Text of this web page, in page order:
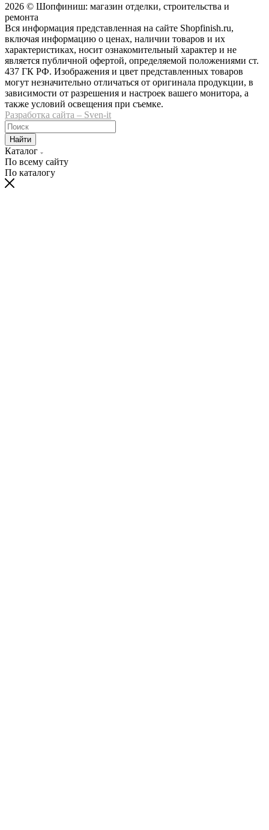
2026 © Шопфиниш: магазин отделки, строительства и
ремонта
Вся информация представленная на сайте Shopfinish.ru,
включая информацию о ценах, наличии товаров и их
характеристиках, носит ознакомительный характер и не
является публичной офертой, определяемой положениями ст.
437 ГК РФ. Изображения и цвет представленных товаров
могут незначительно отличаться от оригинала продукции, в
зависимости от разрешения и настроек вашего монитора, а
также условий освещения при съемке.
Разработка сайта – Sven-it
Найти
Каталог
По всему сайту
По каталогу